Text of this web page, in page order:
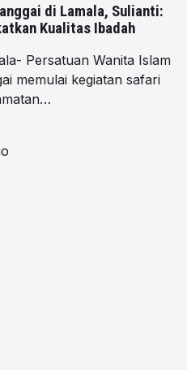
di Lamala, Sulianti:
Kualitas Ibadah
Persatuan Wanita Islam
memulai kegiatan safari